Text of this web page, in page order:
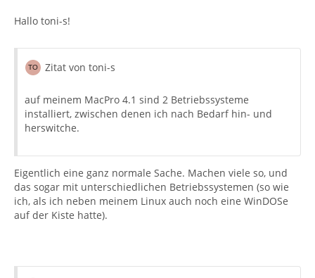
Hallo toni-s!
Zitat von toni-s
auf meinem MacPro 4.1 sind 2 Betriebssysteme
installiert, zwischen denen ich nach Bedarf hin- und
herswitche.
Eigentlich eine ganz normale Sache. Machen viele so, und
das sogar mit unterschiedlichen Betriebssystemen (so wie
ich, als ich neben meinem Linux auch noch eine WinDOSe
auf der Kiste hatte).